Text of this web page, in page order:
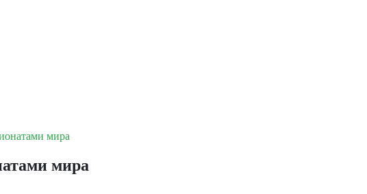
мира
мира